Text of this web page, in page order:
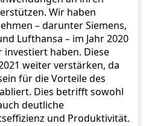
Wir haben
– darunter Siemens,
Lufthansa – im Jahr 2020
haben. Diese
weiter verstärken, da
für die Vorteile des
Dies betrifft sowohl
deutliche
und Produktivität.